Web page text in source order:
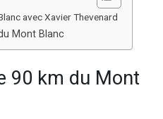
avec Xavier Thevenard
Mont Blanc
90 km du Mont